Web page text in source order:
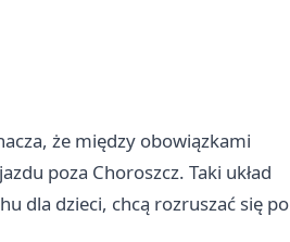
że między obowiązkami
poza Choroszcz. Taki układ
dla dzieci, chcą rozruszać się po